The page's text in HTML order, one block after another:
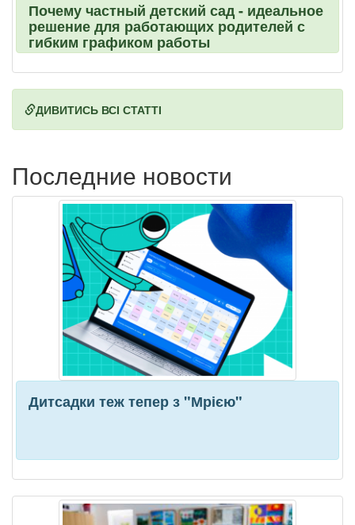
Почему частный детский сад - идеальное
решение для работающих родителей с
гибким графиком работы
ДИВИТИСЬ ВСІ СТАТТІ
Последние новости
Дитсадки теж тепер з "Мрією"